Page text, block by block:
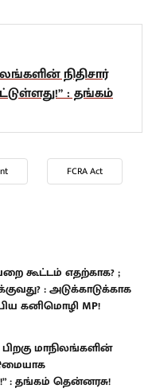
நிதிசார்
: தங்கம்
FCRA Act
கூட்டம் எதற்காக? ;
: அடுக்காடுக்காக
கனிமொழி MP!
மாநிலங்களின்
: தங்கம் தென்னரசு!